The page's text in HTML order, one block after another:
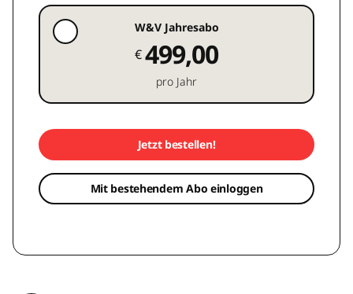
W&V Jahresabo
€499,00
pro Jahr
Jetzt bestellen!
Mit bestehendem Abo einloggen